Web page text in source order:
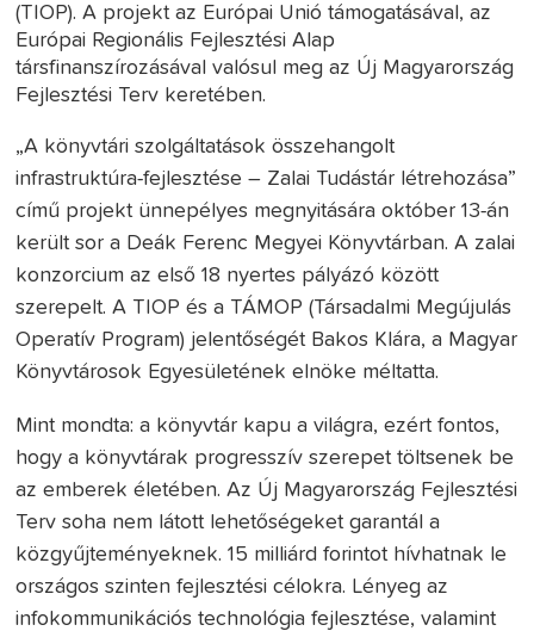
(TIOP). A projekt az Európai Unió támogatásával, az
Európai Regionális Fejlesztési Alap
társfinanszírozásával valósul meg az Új Magyarország
Fejlesztési Terv keretében.
„A könyvtári szolgáltatások összehangolt
infrastruktúra-fejlesztése – Zalai Tudástár létrehozása”
című projekt ünnepélyes megnyitására október 13-án
került sor a Deák Ferenc Megyei Könyvtárban. A zalai
konzorcium az első 18 nyertes pályázó között
szerepelt. A TIOP és a TÁMOP (Társadalmi Megújulás
Operatív Program) jelentőségét Bakos Klára, a Magyar
Könyvtárosok Egyesületének elnöke méltatta.
Mint mondta: a könyvtár kapu a világra, ezért fontos,
hogy a könyvtárak progresszív szerepet töltsenek be
az emberek életében. Az Új Magyarország Fejlesztési
Terv soha nem látott lehetőségeket garantál a
közgyűjteményeknek. 15 milliárd forintot hívhatnak le
országos szinten fejlesztési célokra. Lényeg az
infokommunikációs technológia fejlesztése, valamint